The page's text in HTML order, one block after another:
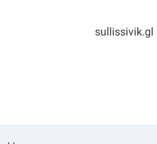
sullissivik.gl